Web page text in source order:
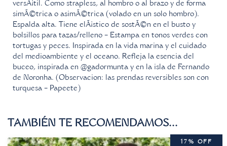
versÃ¡til. Como strapless, al hombro o al brazo y de forma
simÃ©trica o asimÃ©trica (volado en un solo hombro).
Espalda alta. Tiene elÃ¡stico de sostÃ©n en el busto y
bolsillos para tazas/relleno – Estampa en tonos verdes con
tortugas y peces. Inspirada en la vida marina y el cuidado
del medioambiente y el oceano. Refleja la esencia del
buceo, inspirada en @gadormunta y en la isla de Fernando
de Noronha. (Observacion: las prendas reversibles son con
turquesa – Papeete)
TAMBIÉN TE RECOMENDAMOS…
17% OFF